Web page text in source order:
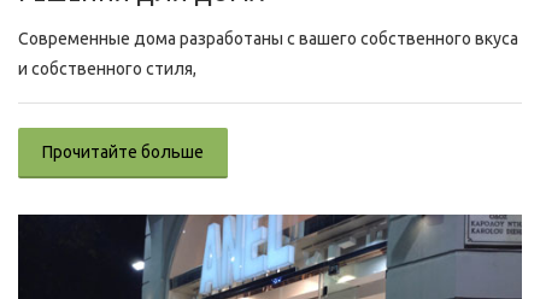
Современные дома разработаны с вашего собственного вкуса
и собственного стиля,
Прочитайте больше